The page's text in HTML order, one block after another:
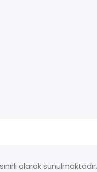
olarak sunulmaktadır.